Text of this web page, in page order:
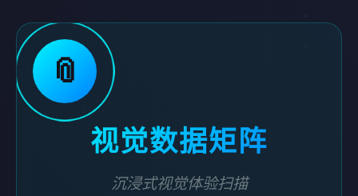
📎
视觉数据矩阵
沉浸式视觉体验扫描